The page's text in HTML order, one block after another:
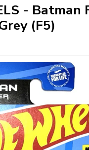
- Batman
(F5)